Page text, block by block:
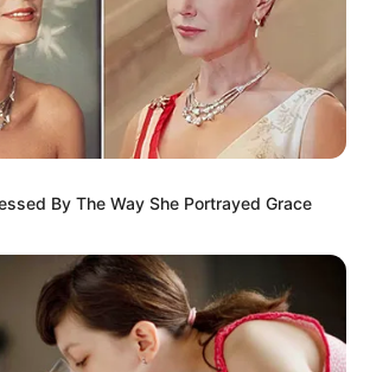
By The Way She Portrayed Grace